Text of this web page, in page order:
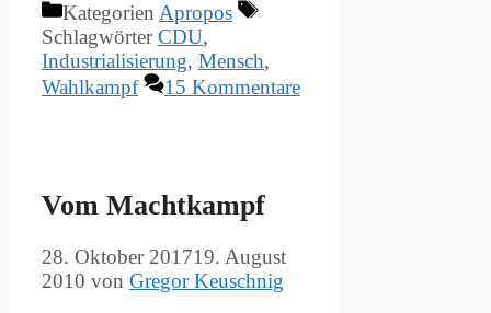
Kategorien Apropos
SchlagwörterCDU,
Industrialisierung, Mensch,
Wahlkampf
15 Kommentare
Vom Macht­kampf
28. Oktober 201719. August
2010 von Gregor Keuschnig